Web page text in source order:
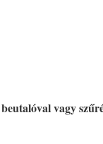
beutalóval vagy